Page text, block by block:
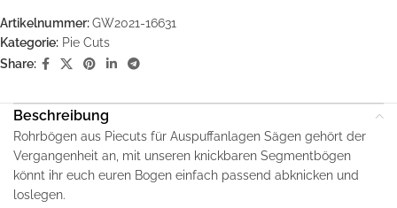
Artikelnummer:GW2021-16631
Kategorie: Pie Cuts
Share:
Beschreibung
Rohrbögen aus Piecuts für Auspuffanlagen Sägen gehört der
Vergangenheit an, mit unseren knickbaren Segmentbögen
könnt ihr euch euren Bogen einfach passend abknicken und
loslegen.